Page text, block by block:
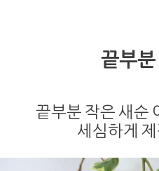
끝부
끝부분 작은 새순
세심하게